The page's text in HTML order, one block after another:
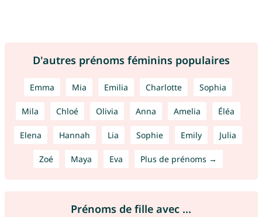
D'autres prénoms féminins populaires
Emma Mia Emilia Charlotte Sophia
Mila Chloé Olivia Anna Amelia Éléa
Elena Hannah Lia Sophie Emily Julia
Zoé Maya Eva Plus de prénoms →
Prénoms de fille avec ...